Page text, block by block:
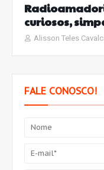
curiosos,
Alisson Teles
FALE CONOSCO!